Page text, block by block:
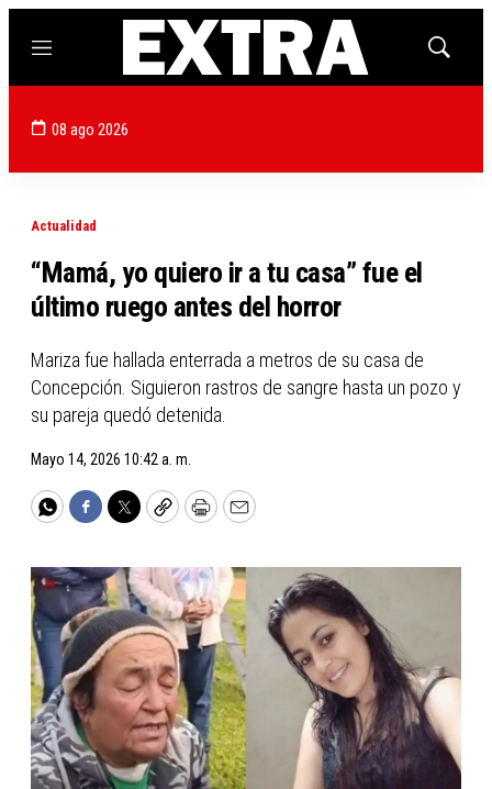
Menú
Mostrar
08 ago 2026
Actualidad
“Mamá, yo quiero ir a tu casa” fue el
último ruego antes del horror
Mariza fue hallada enterrada a metros de su casa de
Concepción. Siguieron rastros de sangre hasta un pozo y
su pareja quedó detenida.
Mayo 14, 2026 10:42 a. m.
WhatsApp
Facebook
TwitterCopyPrintEmail